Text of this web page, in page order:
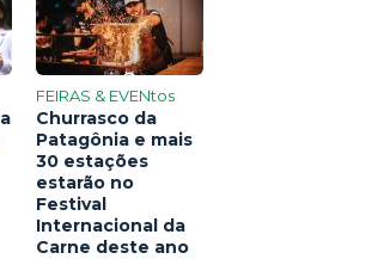
FEIRAS & EVENtos
Churrasco da
Patagônia e mais
30 estações
estarão no
Festival
Internacional da
Carne deste ano